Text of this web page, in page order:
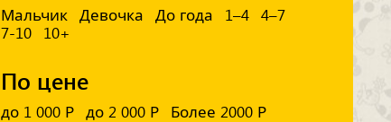
Мальчик Девочка До года 1–4
4–7
7-10
10+
По цене
до 1 000 Р до 2 000 Р Более 2000 Р